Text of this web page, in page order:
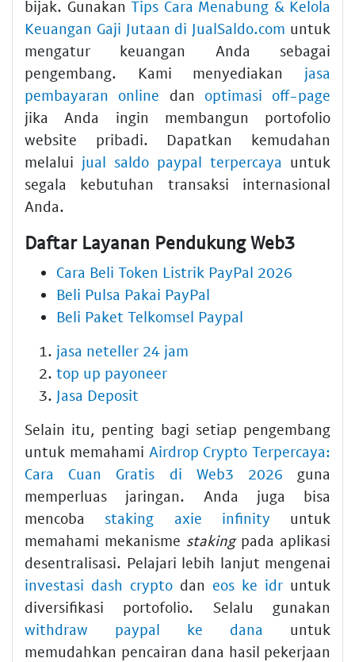
bijak. Gunakan Tips Cara Menabung & Kelola
Keuangan Gaji Jutaan di JualSaldo.com untuk
mengatur keuangan Anda sebagai
pengembang. Kami menyediakan jasa
pembayaran online dan optimasi off-page
jika Anda ingin membangun portofolio
website pribadi. Dapatkan kemudahan
melalui jual saldo paypal terpercaya untuk
segala kebutuhan transaksi internasional
Anda.
Daftar Layanan Pendukung Web3
Cara Beli Token Listrik PayPal 2026
Beli Pulsa Pakai PayPal
Beli Paket Telkomsel Paypal
jasa neteller 24 jam
top up payoneer
Jasa Deposit
Selain itu, penting bagi setiap pengembang
untuk memahami Airdrop Crypto Terpercaya:
Cara Cuan Gratis di Web3 2026 guna
memperluas jaringan. Anda juga bisa
mencobastaking axie infinity untuk
memahami mekanisme stakingpada aplikasi
desentralisasi. Pelajari lebih lanjut mengenai
investasi dash crypto dan eos ke idr untuk
diversifikasi portofolio. Selalu gunakan
withdraw paypal ke dana untuk
memudahkan pencairan dana hasil pekerjaan